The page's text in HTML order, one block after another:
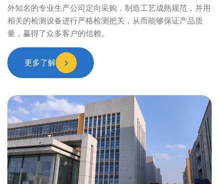
外知名的专业生产公司定向采购，制造工艺成熟规范，并用
相关的检测设备进行严格检测把关，从而能够保证产品质
量，赢得了众多客户的信赖。
更多了解